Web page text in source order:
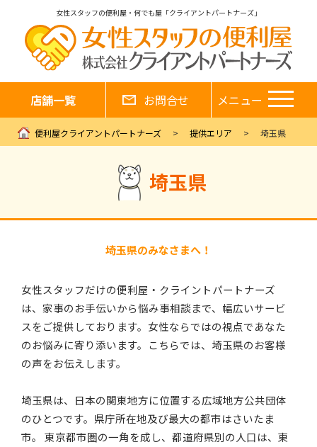
女性スタッフの便利屋・何でも屋「クライアントパートナーズ」
店舗一覧 お問合せ メニュー
便利屋クライアントパートナーズ 提供エリア 埼玉県
埼玉県
埼玉県のみなさまへ！
女性スタッフだけの便利屋・クライントパートナーズ
は、家事のお手伝いから悩み事相談まで、幅広いサービ
スをご提供しております。女性ならではの視点であなた
のお悩みに寄り添います。こちらでは、埼玉県のお客様
の声をお伝えします。
埼玉県は、日本の関東地方に位置する広域地方公共団体
のひとつです。県庁所在地及び最大の都市はさいたま
市。 東京都市圏の一角を成し、都道府県別の人口は、東